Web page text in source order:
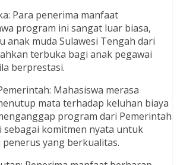
Para penerima manfaat
program ini sangat luar biasa,
anak muda Sulawesi Tengah dari
terbuka bagi anak pegawai
berprestasi.
Mahasiswa merasa
mata terhadap keluhan biaya
program dari Pemerintah
sebagai komitmen nyata untuk
yang berkualitas.